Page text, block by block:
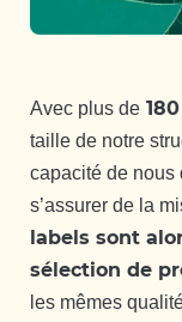
Avec plus de
taille de notre
capacité de nous
s’assurer de la
labels sont
sélection de
les mêmes